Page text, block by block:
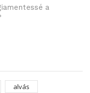
a
alvás